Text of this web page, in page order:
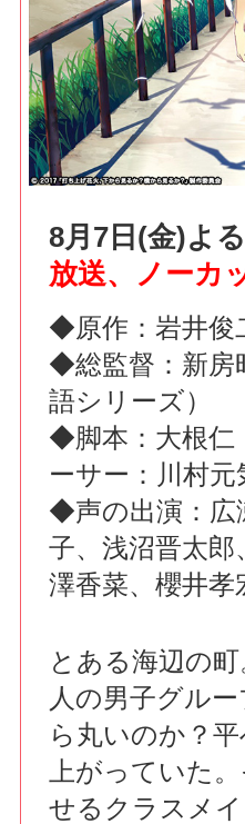
8月7日(金)よ
放送、ノーカ
◆原作：岩井俊
◆総監督：新房
語シリーズ）
◆脚本：大根
ーサー：川村
◆声の出演：広
子、浅沼晋太郎
澤香菜、櫻井孝
とある海辺の
人の男子グル
ら丸いのか？
上がっていた
せるクラスメ